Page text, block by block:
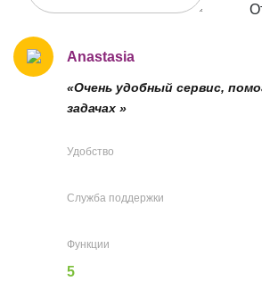
Anastasia
«Очень удобный сервис,
задачах »
Удобство
Служба поддержки
Функции
5